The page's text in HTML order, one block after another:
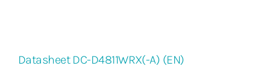
Datasheet DC-D4811WRX(-A) (EN)